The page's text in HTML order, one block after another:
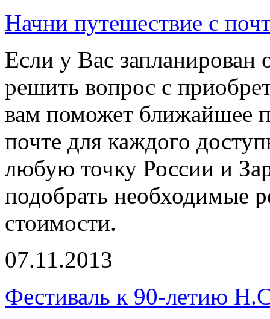
Начни путешествие с
Если у Вас запланирован
решить вопрос с
вам поможет ближайшее
почте для каждого
любую точку России и
подобрать необходимые
стоимости.
07.11.2013
Фестиваль к 90-летию